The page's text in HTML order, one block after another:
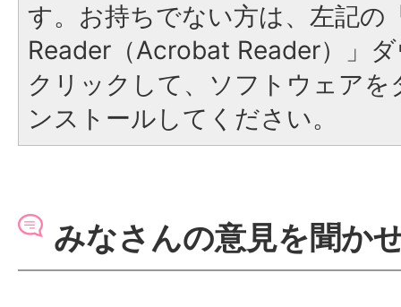
す。お持ちでない方は、左記の
Reader（Acrobat Reader）」
クリックして、ソフトウェア
ンストールしてください。
みなさんの意見を聞か